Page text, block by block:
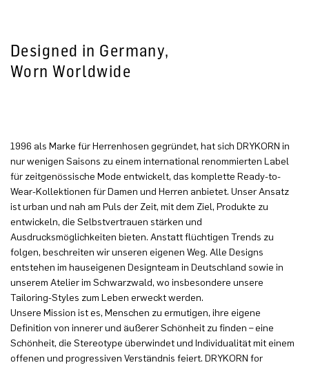
Designed in Germany,
Worn Worldwide
1996 als Marke für Herrenhosen gegründet, hat sich DRYKORN in
nur wenigen Saisons zu einem international renommierten Label
für zeitgenössische Mode entwickelt, das komplette Ready-to-
Wear-Kollektionen für Damen und Herren anbietet. Unser Ansatz
ist urban und nah am Puls der Zeit, mit dem Ziel, Produkte zu
entwickeln, die Selbstvertrauen stärken und
Ausdrucksmöglichkeiten bieten. Anstatt flüchtigen Trends zu
folgen, beschreiten wir unseren eigenen Weg. Alle Designs
entstehen im hauseigenen Designteam in Deutschland sowie in
unserem Atelier im Schwarzwald, wo insbesondere unsere
Tailoring-Styles zum Leben erweckt werden.
Unsere Mission ist es, Menschen zu ermutigen, ihre eigene
Definition von innerer und äußerer Schönheit zu finden – eine
Schönheit, die Stereotype überwindet und Individualität mit einem
offenen und progressiven Verständnis feiert. DRYKORN for